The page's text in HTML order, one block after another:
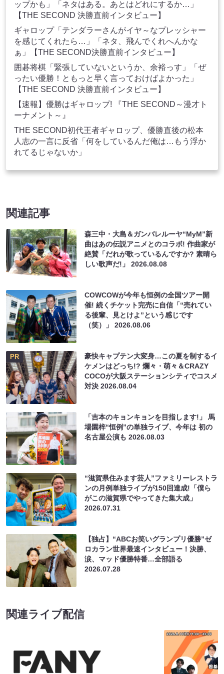
ップかも」「ネタはある。あとはどれにするか…」
【THE SECOND 決勝直前インタビュー】
ギャロップ「テンダラーさんがイヤ～なプレッシャー
を感じてくれたら…」「ネタ、飛んでくれへんかな
ぁ」【THE SECOND決勝直前インタビュー】
囲碁将棋「緊張していないというか、余裕っす」「ぜ
ったい優勝！ともっと早く言っておけばよかった」
【THE SECOND 決勝直前インタビュー】
【速報】優勝はギャロップ! 『THE SECOND～漫才ト
ーナメント～』
THE SECOND初代王者ギャロップ、優勝直後の松本
人志の一言に反省「何をしているんだ俺は…もう浮か
れてるじゃないか」
関連記事
森三中・大島＆ガンバレルーヤ“MyM”新
曲はあの伝説アニメとのコラボ! 作曲家が
絶賛「だれが歌っているんですか? 素晴ら
しい歌声だ!」2026.08.08
COWCOWが今年も恒例の全国ツアー開
催! 続くチケット完売に自信「“売れてい
る後輩、見とけよ”という感じです
（笑）」2026.08.06
PR
豪快キャプテン大変身…この夏を制するイ
ケメンはどっち!? 爛々・萌々＆CRAZY
COCOが大阪ステーションシティでコスメ
対決2026.08.04
「吉本のキョンキョンを目指します!」 馬
場園梓“恒例”の単独ライブ、今年は 初の
名古屋公演も2026.08.03
“滋賀県住みます芸人”ファミリーレストラ
ンの月例単独ライブが150回達成!「僕ら
がこの滋賀県でやってきた集大成」
2026.07.31
【独占】“ABCお笑いグランプリ優勝”ゼ
ロカラン世界最速インタビュー！決勝、
涙、マッド優勝特番…全部語る
2026.07.28
関連ライブ配信